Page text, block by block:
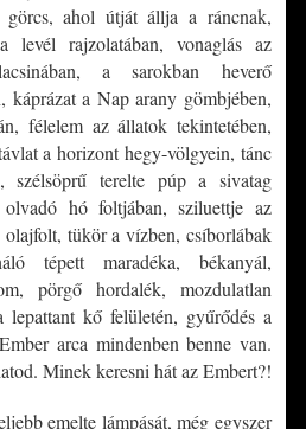
ahol útját állja a ráncnak,
levél rajzolatában, vonaglás az
a sarokban heverő
káprázat a Nap arany gömbjében,
félelem az állatok tekintetében,
a horizont hegy-völgyein, tánc
szélsöprű terelte púp a sivatag
hó foltjában, sziluettje az
tükör a vízben, csíborlábak
tépett maradéka, békanyál,
pörgő hordalék, mozdulatlan
lepattant kő felületén, gyűrődés a
arca mindenben benne van.
Minek keresni hát az Embert?!
emelte lámpását, még egyszer